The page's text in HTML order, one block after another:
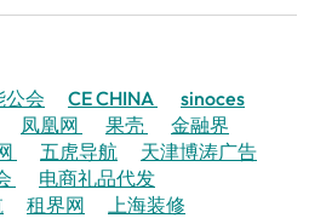
公会 CE CHINA
sinoces
凤凰网 果壳
金融界
五虎导航
天津博涛广告
电商礼品代发
租界网 上海装修